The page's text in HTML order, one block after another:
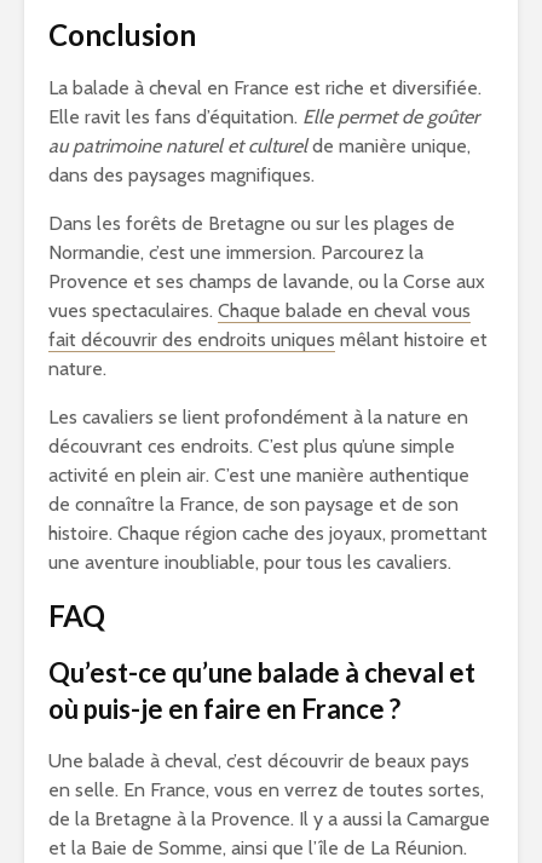
Conclusion
La balade à cheval en France est riche et diversifiée.
Elle ravit les fans d’équitation. Elle permet de goûter
au patrimoine naturel et culturelde manière unique,
dans des paysages magnifiques.
Dans les forêts de Bretagne ou sur les plages de
Normandie, c’est une immersion. Parcourez la
Provence et ses champs de lavande, ou la Corse aux
vues spectaculaires. Chaque balade en cheval vous
fait découvrir des endroits uniques mêlant histoire et
nature.
Les cavaliers se lient profondément à la nature en
découvrant ces endroits. C’est plus qu’une simple
activité en plein air. C’est une manière authentique
de connaître la France, de son paysage et de son
histoire. Chaque région cache des joyaux, promettant
une aventure inoubliable, pour tous les cavaliers.
FAQ
Qu’est-ce qu’une balade à cheval et
où puis-je en faire en France ?
Une balade à cheval, c’est découvrir de beaux pays
en selle. En France, vous en verrez de toutes sortes,
de la Bretagne à la Provence. Il y a aussi la Camargue
et la Baie de Somme, ainsi que l’île de La Réunion.